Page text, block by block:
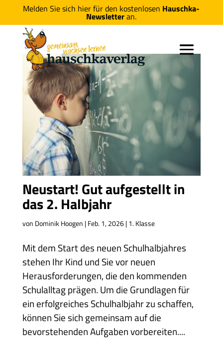
Melden Sie sich hier für den kostenlosen Hauschka-
Newsletteran.
Neustart! Gut aufgestellt in
das 2. Halbjahr
von Dominik Hoogen |Feb. 1, 2026|1. Klasse
Mit dem Start des neuen Schulhalbjahres
stehen Ihr Kind und Sie vor neuen
Herausforderungen, die den kommenden
Schulalltag prägen. Um die Grundlagen für
ein erfolgreiches Schulhalbjahr zu schaffen,
können Sie sich gemeinsam auf die
bevorstehenden Aufgaben vorbereiten....